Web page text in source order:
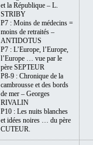
et la République – L.
STRIBY
P7 : Moins de médecins =
moins de retraités –
ANTIDOTUS
P7 : L’Europe, l’Europe,
l’Europe … vue par le
père SEPTEUR
P8-9 : Chronique de la
cambrousse et des bords
de mer – Georges
RIVALIN
P10 : Les nuits blanches
et idées noires … du père
CUTEUR.